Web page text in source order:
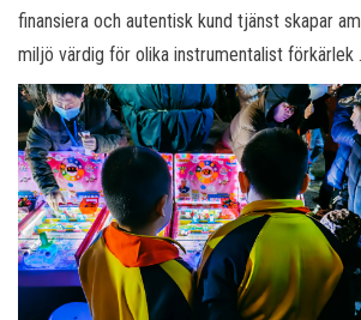
finansiera och autentisk kund tjänst skapar
miljö värdig för olika instrumentalist förkärlek .